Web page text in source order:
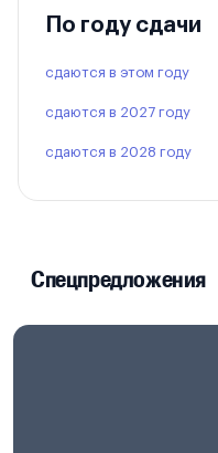
По году сдачи
сдаются в этом году
сдаются в 2027 году
сдаются в 2028 году
Спецпредложения